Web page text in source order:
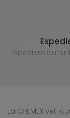
Expediem
La CHEMEX veți